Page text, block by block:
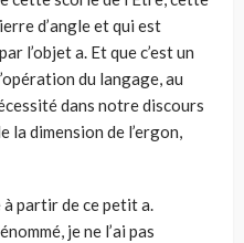
d’angle et qui est
l’objet a. Et que c’est un
du langage, au
dans notre discours
la dimension de l’ergon,
à partir de ce petit a.
je ne l’ai pas